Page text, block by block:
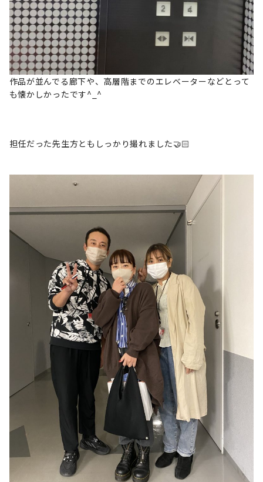
作品が並んでる廊下や、高層階までのエレベーターなどとって
も懐かしかったです^_^
担任だった先生方ともしっかり撮れました🤝🏻